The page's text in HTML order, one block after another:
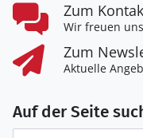
Zum
Wir freuen
Zum
Aktuelle
Auf der Seite